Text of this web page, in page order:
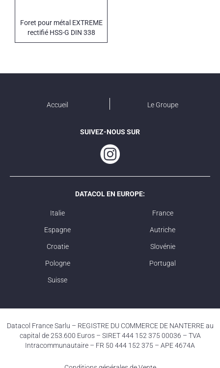
Foret pour métal EXTREME
rectifié HSS-G DIN 338
Accueil Le Groupe
SUIVEZ-NOUS SUR
DATACOL EN EUROPE:
Italie France
Espagne Autriche
Croatie Slovénie
Pologne Portugal
Suisse
Datacol France Sarlu – REGISTRE DU COMMERCE DE NANTERRE au
capital de 253.600 Euros – SIRET 444 152 375 00036 – TVA
Intracommunautaire – FR 50 444 152 375 – APE 4674A